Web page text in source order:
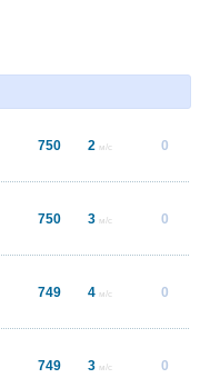
750 2 м/с 0
750 3 м/с 0
749 4 м/с 0
749 3 м/с 0